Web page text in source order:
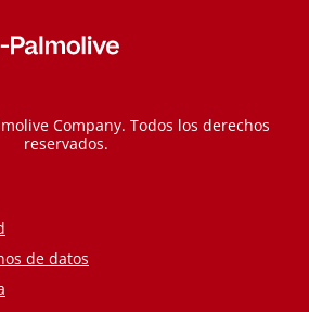
Company. Todos los derechos
reservados.
de datos